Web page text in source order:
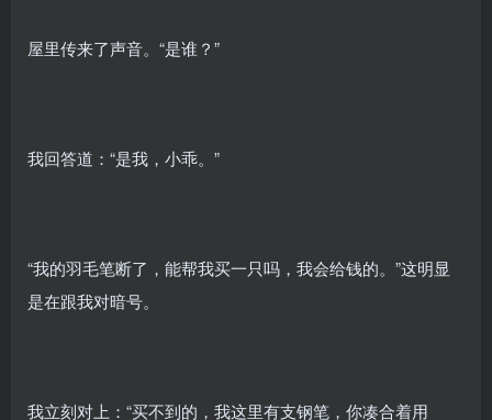
屋里传来了声音。“是谁？”
我回答道：“是我，小乖。”
“我的羽毛笔断了，能帮我买一只吗，我会给钱的。”这明显
是在跟我对暗号。
我立刻对上：“买不到的，我这里有支钢笔，你凑合着用